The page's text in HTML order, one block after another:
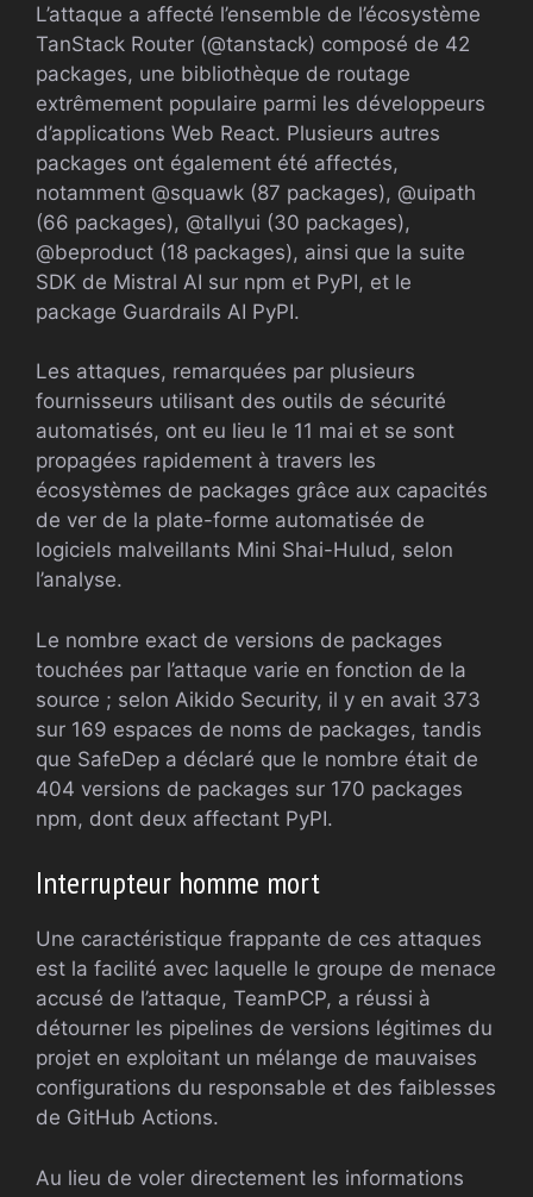
L’attaque a affecté l’ensemble de l’écosystème
TanStack Router (@tanstack) composé de 42
packages, une bibliothèque de routage
extrêmement populaire parmi les développeurs
d’applications Web React. Plusieurs autres
packages ont également été affectés,
notamment @squawk (87 packages), @uipath
(66 packages), @tallyui (30 packages),
@beproduct (18 packages), ainsi que la suite
SDK de Mistral AI sur npm et PyPI, et le
package Guardrails AI PyPI.
Les attaques, remarquées par plusieurs
fournisseurs utilisant des outils de sécurité
automatisés, ont eu lieu le 11 mai et se sont
propagées rapidement à travers les
écosystèmes de packages grâce aux capacités
de ver de la plate-forme automatisée de
logiciels malveillants Mini Shai-Hulud, selon
l’analyse.
Le nombre exact de versions de packages
touchées par l’attaque varie en fonction de la
source ; selon Aikido Security, il y en avait 373
sur 169 espaces de noms de packages, tandis
que SafeDep a déclaré que le nombre était de
404 versions de packages sur 170 packages
npm, dont deux affectant PyPI.
Interrupteur homme mort
Une caractéristique frappante de ces attaques
est la facilité avec laquelle le groupe de menace
accusé de l’attaque, TeamPCP, a réussi à
détourner les pipelines de versions légitimes du
projet en exploitant un mélange de mauvaises
configurations du responsable et des faiblesses
de GitHub Actions.
Au lieu de voler directement les informations